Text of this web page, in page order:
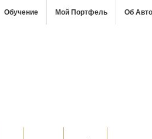
Обучение Мой Портфель Об